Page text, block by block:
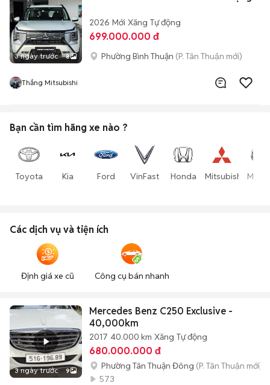
3 ngày trước 8
2026 Mới Xăng Tự động
699.000.000 đ
Phường Bình Thuận (P. Tân Thuận mới)
Thắng Mitsubishi
Bạn cần tìm hãng xe nào ?
Toyota Kia Ford VinFast Honda Mitsubishi
Các dịch vụ và tiện ích
Định giá xe cũ Công cụ bán nhanh
3 ngày trước 9
Mercedes Benz C250 Exclusive -
40,000km
2017 40.000 km Xăng Tự động
680.000.000 đ
Phường Tân Thuận Đông (P. Tân Thuận mới)
573